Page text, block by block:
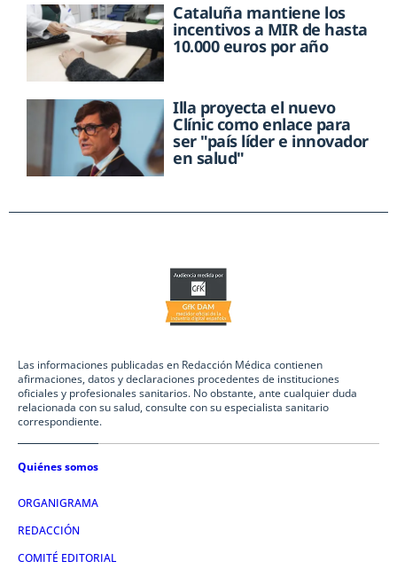
Cataluña mantiene los
incentivos a MIR de hasta
10.000 euros por año
Illa proyecta el nuevo
Clínic como enlace para
ser "país líder e innovador
en salud"
Las informaciones publicadas en Redacción Médica contienen
afirmaciones, datos y declaraciones procedentes de instituciones
oficiales y profesionales sanitarios. No obstante, ante cualquier duda
relacionada con su salud, consulte con su especialista sanitario
correspondiente.
Quiénes somos
ORGANIGRAMA
REDACCIÓN
COMITÉ EDITORIAL